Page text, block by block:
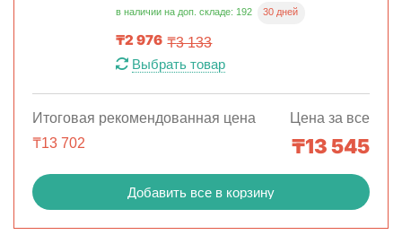
в наличии на доп. складе: 192 30 дней
₸2 976 ₸3 133
Выбрать товар
Итоговая рекомендованная цена
₸13 702
Цена за все
₸13 545
Добавить все в корзину